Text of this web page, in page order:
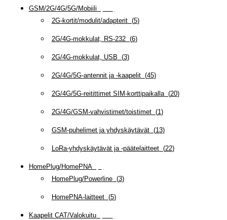
GSM/2G/4G/5G/Mobiili
2G-kortit/modulit/adapterit(5)
2G/4G-mokkulat, RS-232(6)
2G/4G-mokkulat, USB (3)
2G/4G/5G-antennit ja -kaapelit(45)
2G/4G/5G-reitittimet SIM-korttipaikalla(20)
2G/4G/GSM-vahvistimet/toistimet(1)
GSM-puhelimet ja yhdyskäytävät(13)
LoRa-yhdyskäytävät ja -päätelaitteet(22)
HomePlug/HomePNA(
HomePlug/Powerline(3)
HomePNA-laitteet(5)
Kaapelit CAT/Valokuitu(